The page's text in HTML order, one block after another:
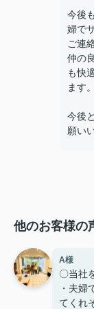
今後
婦で
ご連
仲の
も快
ます。
今後
願い
他のお客様の
A様
〇当社
・夫婦
てくれ